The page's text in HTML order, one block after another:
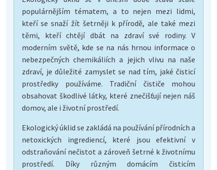
populárnějším tématem, a to nejen mezi lidmi,
kteří se snaží žít šetrněji k přírodě, ale také mezi
těmi, kteří chtějí dbát na zdraví své rodiny. V
moderním světě, kde se na nás hrnou informace o
nebezpečných chemikáliích a jejich vlivu na naše
zdraví, je důležité zamyslet se nad tím, jaké čisticí
prostředky používáme. Tradiční čističe mohou
obsahovat škodlivé látky, které znečišťují nejen náš
domov, ale i životní prostředí.
Ekologický úklid se zakládá na používání přírodních a
netoxických ingrediencí, které jsou efektivní v
odstraňování nečistot a zároveň šetrné k životnímu
prostředí. Díky různým domácím čisticím